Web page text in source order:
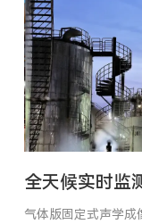
全天候实时监
气体版固定式声学成